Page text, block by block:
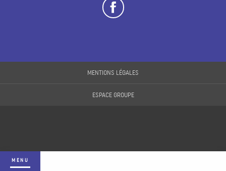
MENU
MENTIONS LÉGALES
ESPACE GROUPE